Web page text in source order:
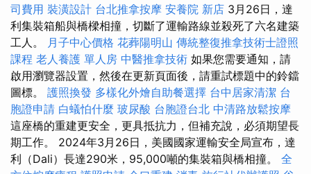
司費用 裝潢設計 台北推拿按摩 安養院 新店 3月26日，達
利集裝箱船與橋樑相撞，切斷了運輸路線並殺死了六名建築
工人。 月子中心價格 花葬陽明山 傳統整復推拿技術士證照
課程 老人養護 單人房 中醫推拿技術 如果您需要通知，請
啟用瀏覽器設置，然後在更新頁面後，請重試標題中的鈴鐺
圖標。 護照換發 多樣化外燴自助餐選擇 台中居家清潔 台
胞證申請 白蟻怕什麼 玻尿酸 台胞證台北 中清路放鬆按摩
這座橋的重建更安全，更具抵抗力，但補充說，必須期望長
期工作。 2024年3月26日，美國國家運輸安全局宣布，達
利（Dali）長達290米，95,000噸的集裝箱與橋相撞。 全